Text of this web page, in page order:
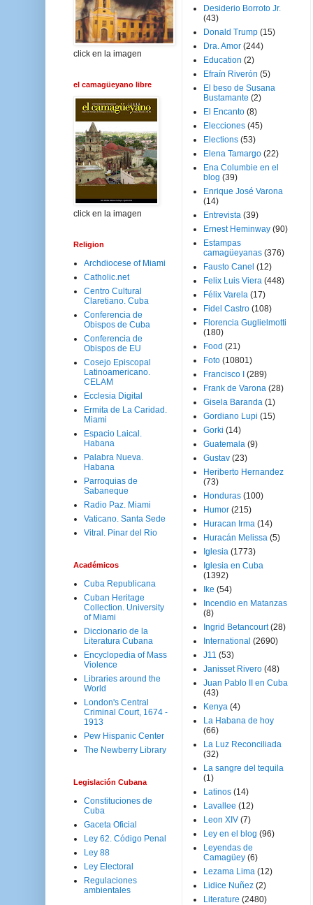
click en la imagen
el camagüeyano libre
click en la imagen
Religion
Archdiocese of Miami
Catholic.net
Centro Cultural
Claretiano. Cuba
Conferencia de
Obispos de Cuba
Conferencia de
Obispos de EU
Cosejo Episcopal
Latinoamericano.
CELAM
Ecclesia Digital
Ermita de La Caridad.
Miami
Espacio Laical.
Habana
Palabra Nueva.
Habana
Parroquias de
Sabaneque
Radio Paz. Miami
Vaticano. Santa Sede
Vitral. Pinar del Rio
Académicos
Cuba Republicana
Cuban Heritage
Collection. University
of Miami
Diccionario de la
Literatura Cubana
Encyclopedia of Mass
Violence
Libraries around the
World
London's Central
Criminal Court, 1674 -
1913
Pew Hispanic Center
The Newberry Library
Legislación Cubana
Constituciones de
Cuba
Gaceta Oficial
Ley 62. Código Penal
Ley 88
Ley Electoral
Regulaciones
ambientales
Desiderio Borroto Jr.
(43)
Donald Trump (15)
Dra. Amor (244)
Education (2)
Efraín Riverón (5)
El beso de Susana
Bustamante (2)
El Encanto (8)
Elecciones (45)
Elections (53)
Elena Tamargo (22)
Ena Columbie en el
blog (39)
Enrique José Varona
(14)
Entrevista (39)
Ernest Heminway (90)
Estampas
camagüeyanas (376)
Fausto Canel (12)
Felix Luis Viera (448)
Félix Varela (17)
Fidel Castro (108)
Florencia Guglielmotti
(180)
Food (21)
Foto (10801)
Francisco I
(289)
Frank de Varona (28)
Gisela Baranda (1)
Gordiano Lupi (15)
Gorki (14)
Guatemala (9)
Gustav (23)
Heriberto Hernandez
(73)
Honduras (100)
Humor (215)
Huracan Irma (14)
Huracán Melissa (5)
Iglesia (1773)
Iglesia en Cuba
(1392)
Ike (54)
Incendio en Matanzas
(8)
Ingrid Betancourt (28)
International (2690)
J11 (53)
Janisset Rivero (48)
Juan Pablo II en Cuba
(43)
Kenya (4)
La Habana de hoy
(66)
La Luz Reconciliada
(32)
La sangre del tequila
(1)
Latinos (14)
Lavallee (12)
Leon XIV (7)
Ley en el blog (96)
Leyendas de
Camagüey (6)
Lezama Lima (12)
Lidice Nuñez (2)
Literature (2480)